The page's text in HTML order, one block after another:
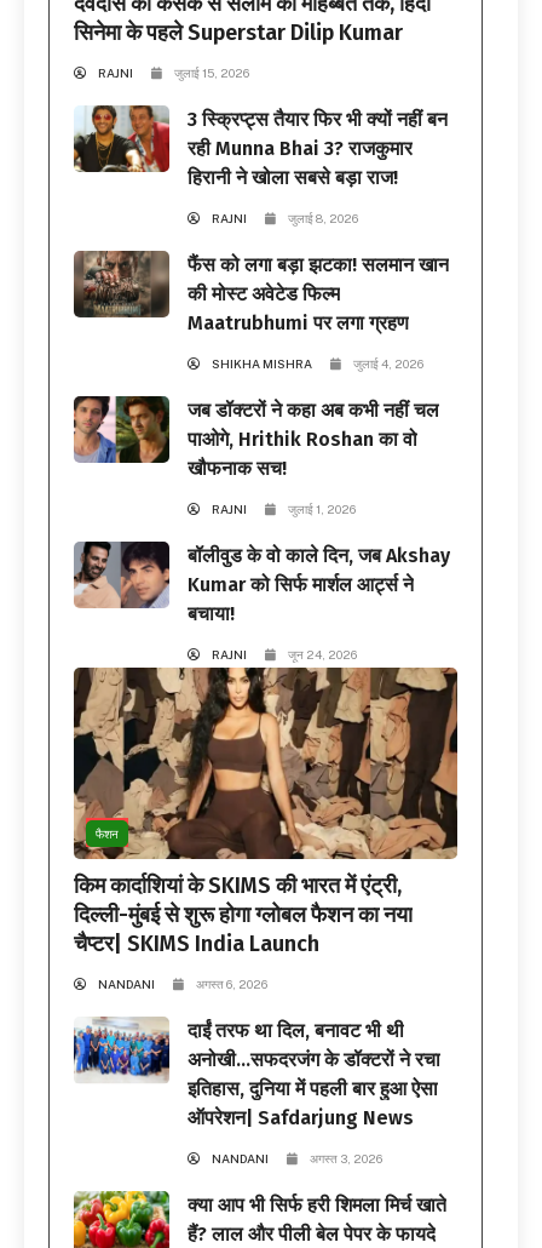
सिनेमा के पहले Superstar Dilip Kumar
RAJNI जुलाई 15, 2026
3 स्क्रिप्ट्स तैयार फिर भी क्यों नहीं बन
रही Munna Bhai 3? राजकुमार
हिरानी ने खोला सबसे बड़ा राज!
RAJNI जुलाई 8, 2026
फैंस को लगा बड़ा झटका! सलमान खान
की मोस्ट अवेटेड फिल्म
Maatrubhumi पर लगा ग्रहण
SHIKHA MISHRA जुलाई 4, 2026
जब डॉक्टरों ने कहा अब कभी नहीं चल
पाओगे, Hrithik Roshan का वो
खौफनाक सच!
RAJNI जुलाई 1, 2026
बॉलीवुड के वो काले दिन, जब Akshay
Kumar को सिर्फ मार्शल आर्ट्स ने
बचाया!
RAJNI जून 24, 2026
फैशन
किम कार्दाशियां के SKIMS की भारत में एंट्री,
दिल्ली-मुंबई से शुरू होगा ग्लोबल फैशन का नया
चैप्टर| SKIMS India Launch
NANDANI अगस्त 6, 2026
दाईं तरफ था दिल, बनावट भी थी
अनोखी…सफदरजंग के डॉक्टरों ने रचा
इतिहास, दुनिया में पहली बार हुआ ऐसा
ऑपरेशन| Safdarjung News
NANDANI अगस्त 3, 2026
क्या आप भी सिर्फ हरी शिमला मिर्च खाते
हैं? लाल और पीली बेल पेपर के फायदे